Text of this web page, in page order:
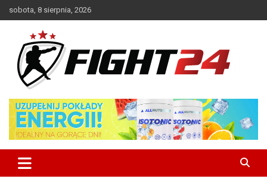
to
sobota, 8 sierpnia, 2026
FIGHT24.PL – MMA i K-1, UFC